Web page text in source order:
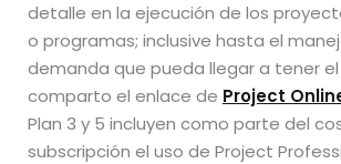
detalle en la ejecución de los
o programas; inclusive hasta el
demanda que pueda llegar a tener
comparto el enlace de Project
Plan 3 y 5 incluyen como parte del
subscripción el uso de Project